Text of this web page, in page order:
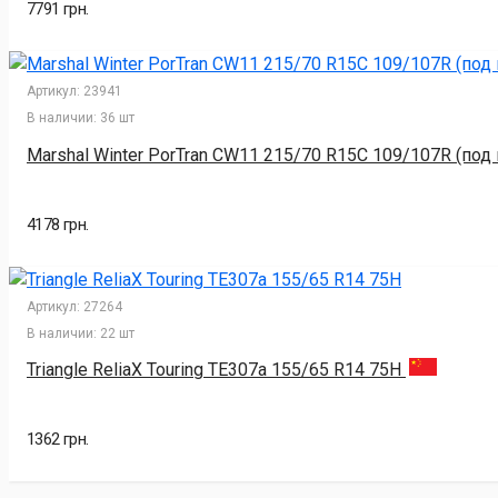
7791 грн.
Артикул: 23941
В наличии: 36 шт
Marshal Winter PorTran CW11 215/70 R15C 109/107R
4178 грн.
Артикул: 27264
В наличии: 22 шт
Triangle ReliaX Touring TE307a 155/65 R14 75H
1362 грн.